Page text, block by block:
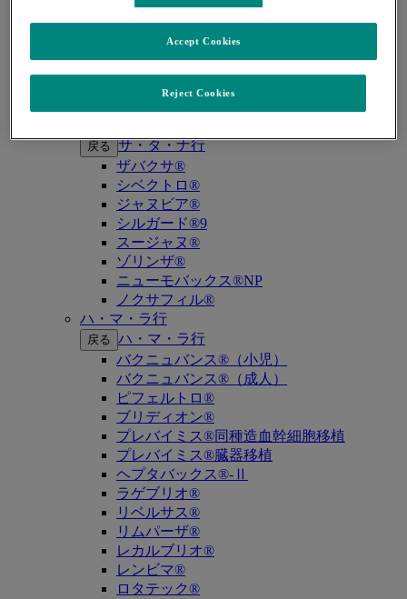
リンパ腫（PMBCL））
キイトルーダ®（MSI-High結腸・直腸癌）
キャップバックス®
戻る サ・タ・ナ行
ザバクサ®
シベクトロ®
ジャヌビア®
シルガード®9
スージャヌ®
ゾリンザ®
ニューモバックス®NP
ノクサフィル®
ハ・マ・ラ行
戻る ハ・マ・ラ行
バクニュバンス®（小児）
バクニュバンス®（成人）
ピフェルトロ®
ブリディオン®
プレバイミス®同種造血幹細胞移植
プレバイミス®臓器移植
ヘプタバックス®-Ⅱ
ラゲブリオ®
リベルサス®
リムパーザ®
レカルブリオ®
レンビマ®
ロタテック®
Reject Cookies
Accept Cookies